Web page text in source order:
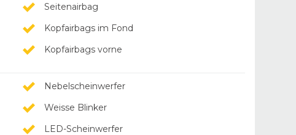
Seitenairbag
Kopfairbags im Fond
Kopfairbags vorne
Nebelscheinwerfer
Weisse Blinker
LED-Scheinwerfer